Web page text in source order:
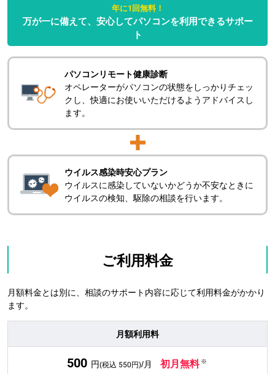
年に1回無料！
万が一に備えて、安心してパソコンを利用できるサポー
ト
パソコンリモート健康診断
オペレーターがパソコンの状態をしっかりチェッ
クし、快適にお使いいただけるようアドバイスし
ます。
ウイルス感染時安心プラン
ウイルスに感染していないかどうか不安なときに
ウイルスの検知、駆除の相談を行います。
ご利用料金
月額料金とは別に、相談のサポート内容に応じて利用料金がかかり
ます。
月額利用料
500 円(税込 550円)/月 初月無料 ※